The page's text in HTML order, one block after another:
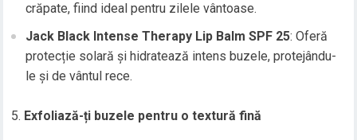
crăpate, fiind ideal pentru zilele vântoase.
Jack Black Intense Therapy Lip Balm SPF 25: Oferă
protecție solară și hidratează intens buzele, protejându-
le și de vântul rece.
Exfoliază-ți buzele pentru o textură fină